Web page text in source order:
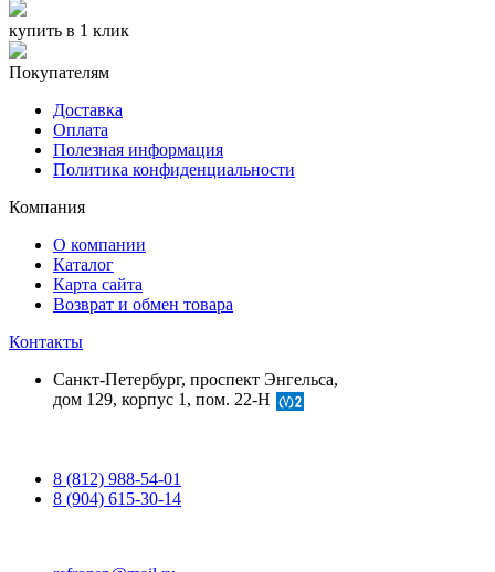
купить в 1 клик
Покупателям
Доставка
Оплата
Полезная информация
Политика конфиденциальности
Компания
О компании
Каталог
Карта сайта
Возврат и обмен товара
Контакты
Санкт-Петербург, проспект Энгельса,
дом 129, корпус 1, пом. 22-Н
8 (812) 988-54-01
8 (904) 615-30-14